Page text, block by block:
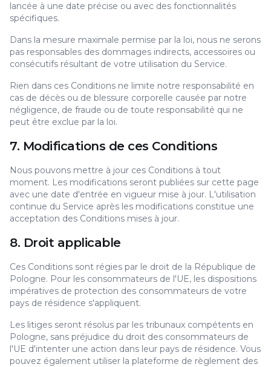
lancée à une date précise ou avec des fonctionnalités
spécifiques.
Dans la mesure maximale permise par la loi, nous ne serons
pas responsables des dommages indirects, accessoires ou
consécutifs résultant de votre utilisation du Service.
Rien dans ces Conditions ne limite notre responsabilité en
cas de décès ou de blessure corporelle causée par notre
négligence, de fraude ou de toute responsabilité qui ne
peut être exclue par la loi.
7. Modifications de ces Conditions
Nous pouvons mettre à jour ces Conditions à tout
moment. Les modifications seront publiées sur cette page
avec une date d'entrée en vigueur mise à jour. L'utilisation
continue du Service après les modifications constitue une
acceptation des Conditions mises à jour.
8. Droit applicable
Ces Conditions sont régies par le droit de la République de
Pologne. Pour les consommateurs de l'UE, les dispositions
impératives de protection des consommateurs de votre
pays de résidence s'appliquent.
Les litiges seront résolus par les tribunaux compétents en
Pologne, sans préjudice du droit des consommateurs de
l'UE d'intenter une action dans leur pays de résidence. Vous
pouvez également utiliser la plateforme de règlement des